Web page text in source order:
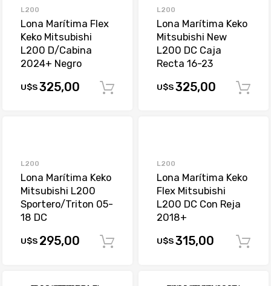
L200
Lona Marítima Flex
Keko Mitsubishi
L200 D/Cabina
2024+ Negro
U$S325,00 Comprar
L200
Lona Marítima Keko
Mitsubishi New
L200 DC Caja
Recta 16-23
U$S325,00
L200
Lona Marítima Keko
Mitsubishi L200
Sportero/Triton 05-
18 DC
U$S 295,00 Comprar
L200
Lona Marítima Keko
Flex Mitsubishi
L200 DC Con Reja
2018+
U$S315,00